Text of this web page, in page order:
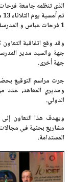
الذي تنظمه جامعة فرحات عباس
تم أمسية يومالثلاثاء 13 ماي 2025
1 فرحات عباس
و
وقد وقع اتفاقية
جهة والسيد مدير
جهة أخرى.
جرت مراسم التوقيع
ومديري المعاهد، عدد
الدولي.
ويهدف هذا التعاون إلى
مشاريع بحثية في
المستدامة.